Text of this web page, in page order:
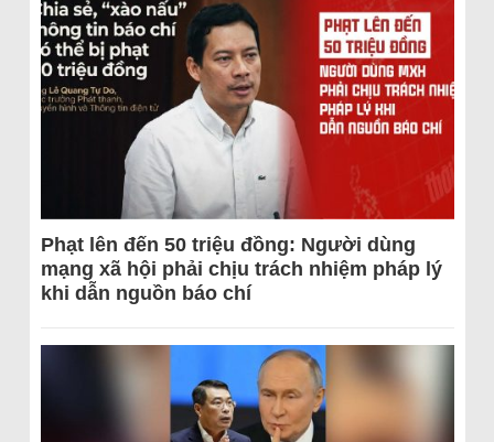
Phạt lên đến 50 triệu đồng: Người dùng
mạng xã hội phải chịu trách nhiệm pháp lý
khi dẫn nguồn báo chí